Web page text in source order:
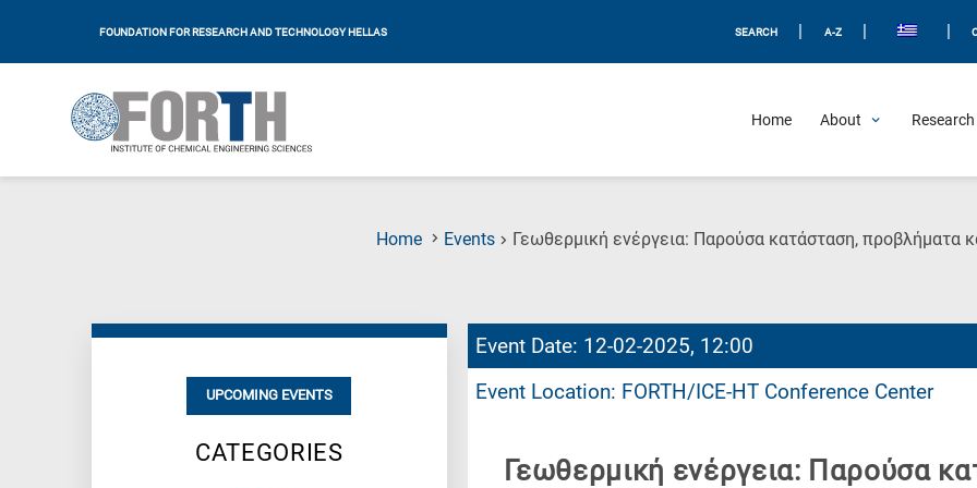
FOUNDATION FOR RESEARCH AND TECHNOLOGY HELLAS SEARCH A-Z
Home About
Home Events Γεωθερμική ενέργεια: Παρούσα κατάσταση, προβλήματα
UPCOMING EVENTS
CATEGORIES
Event Date: 12-02-2025, 12:00
Event Location: FORTH/ICE-HT Conference Center
Γεωθερμική ενέργεια: Παρούσα